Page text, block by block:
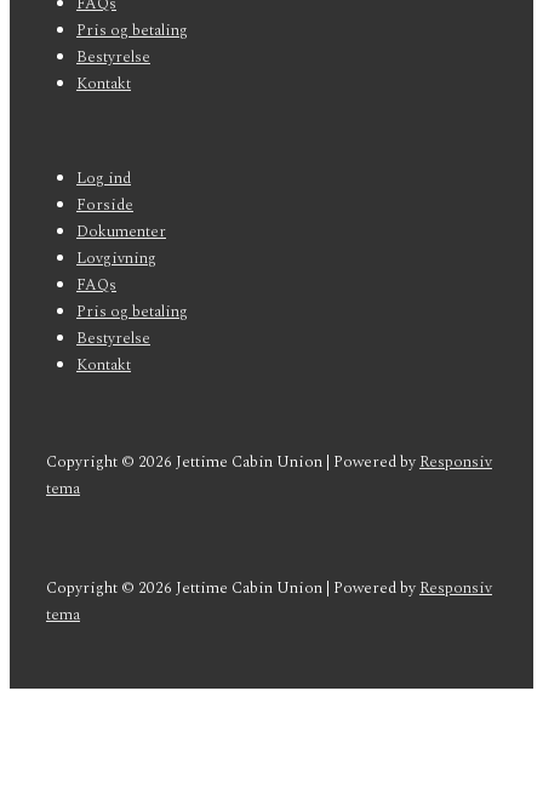
Pris og betaling
Bestyrelse
Kontakt
Sidefods-
menu
Log ind
Forside
Dokumenter
Lovgivning
FAQs
Pris og betaling
Bestyrelse
Kontakt
Copyright © 2026 Jettime Cabin Union | Powered byResponsiv
tema
Copyright © 2026 Jettime Cabin Union | Powered byResponsiv
tema